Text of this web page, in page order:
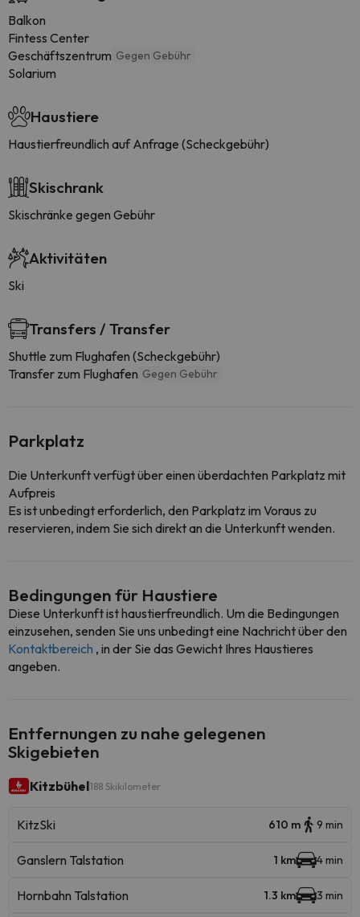
Balkon
Fintess Center
Geschäftszentrum Gegen Gebühr
Solarium
Haustiere
Haustierfreundlich auf Anfrage (Scheckgebühr)
Skischrank
Skischränke gegen Gebühr
Aktivitäten
Ski
Transfers / Transfer
Shuttle zum Flughafen (Scheckgebühr)
Transfer zum Flughafen Gegen Gebühr
Parkplatz
Die Unterkunft verfügt über einen überdachten Parkplatz mit
Aufpreis
Es ist unbedingt erforderlich, den Parkplatz im Voraus zu
reservieren, indem Sie sich direkt an die Unterkunft wenden.
Bedingungen für Haustiere
Diese Unterkunft ist haustierfreundlich. Um die Bedingungen
einzusehen, senden Sie uns unbedingt eine Nachricht über den
Kontaktbereich , in der Sie das Gewicht Ihres Haustieres
angeben.
Entfernungen zu nahe gelegenen
Skigebieten
Kitzbühel188 Skikilometer
KitzSki 610 m 9 min
Ganslern Talstation 1 km 4 min
Hornbahn Talstation 1.3 km 3 min